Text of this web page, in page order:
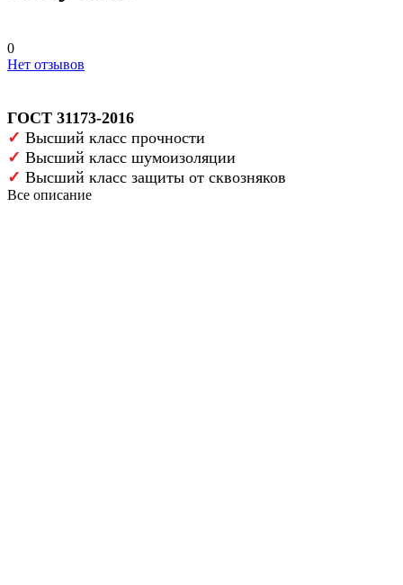
0
Нет отзывов
ГОСТ 31173-2016
✓ Высший класс прочности
✓ Высший класс шумоизоляции
✓ Высший класс защиты от сквозняков
Все описание